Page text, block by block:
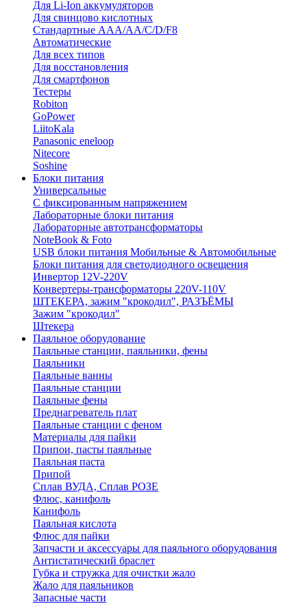
Для Li-Ion аккумуляторов
Для свинцово кислотных
Стандартные ААА/АА/С/D/F8
Автоматические
Для всех типов
Для восстановления
Для смартфонов
Тестеры
Robiton
GoPower
LiitoKala
Panasonic eneloop
Nitecore
Soshine
Блоки питания
Универсальные
C фиксированным напряжением
Лабораторные блоки питания
Лабораторные автотрансформаторы
NoteBook & Foto
USB блоки питания Мобильные & Автомобильные
Блоки питания для светодиодного освещения
Инвертор 12V-220V
Конвертеры-трансформаторы 220V-110V
ШТЕКЕРА, зажим "крокодил", РАЗЪЁМЫ
Зажим "крокодил"
Штекера
Паяльное оборудование
Паяльные станции, паяльники, фены
Паяльники
Паяльные ванны
Паяльные станции
Паяльные фены
Преднагреватель плат
Паяльные станции с феном
Материалы для пайки
Припои, пасты паяльные
Паяльная паста
Припой
Сплав ВУДА, Сплав РОЗЕ
Флюс, канифоль
Канифоль
Паяльная кислота
Флюс для пайки
Запчасти и аксессуары для паяльного оборудования
Антистатический браслет
Губка и стружка для очистки жало
Жало для паяльников
Запасные части